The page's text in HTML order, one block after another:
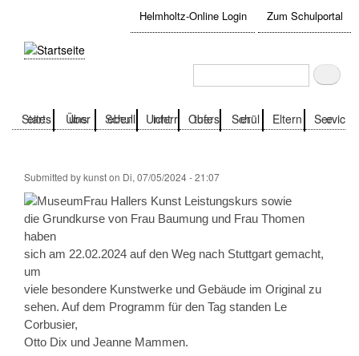
Direkt
User
menu
Helmholtz-Online Login Zum Schulportal
Suche
Suche
Startseite Über uns Schulleben Unterricht Oberstufe Schüler Eltern Service
Submitted bykunston Di, 07/05/2024 - 21:07
Frau Hallers Kunst Leistungskurs sowie
die Grundkurse von Frau Baumung und Frau Thomen
haben
sich am 22.02.2024 auf den Weg nach Stuttgart gemacht,
um
viele besondere Kunstwerke und Gebäude im Original zu
sehen. Auf dem Programm für den Tag standen Le
Corbusier,
Otto Dix und Jeanne Mammen.